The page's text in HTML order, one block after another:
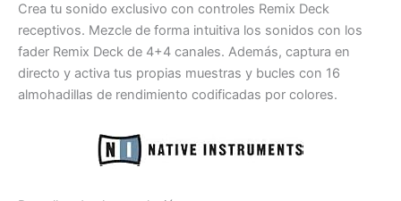
Crea tu sonido exclusivo con controles Remix Deck
receptivos. Mezcle de forma intuitiva los sonidos con los
fader Remix Deck de 4+4 canales. Además, captura en
directo y activa tus propias muestras y bucles con 16
almohadillas de rendimiento codificadas por colores.